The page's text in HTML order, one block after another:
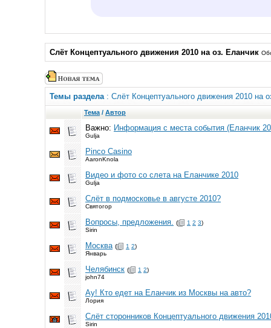
Слёт Концептуального движения 2010 на оз. Еланчик
Темы раздела: Слёт Концептуального движения 2010 на
Тема / Автор
Важно: Информация с места события (Еланчик
Gulja
Pinco Casino
AaronKnola
Видео и фото со слета на Еланчике 2010
Gulja
Слёт в подмосковье в августе 2010?
Святогор
Вопросы, предложения. ( 1 2 3)
Sirin
Москва ( 1 2)
Январь
Челябинск ( 1 2)
john74
Ау! Кто едет на Еланчик из Москвы на авто?
Лория
Слёт сторонников Концептуального движения
Sirin